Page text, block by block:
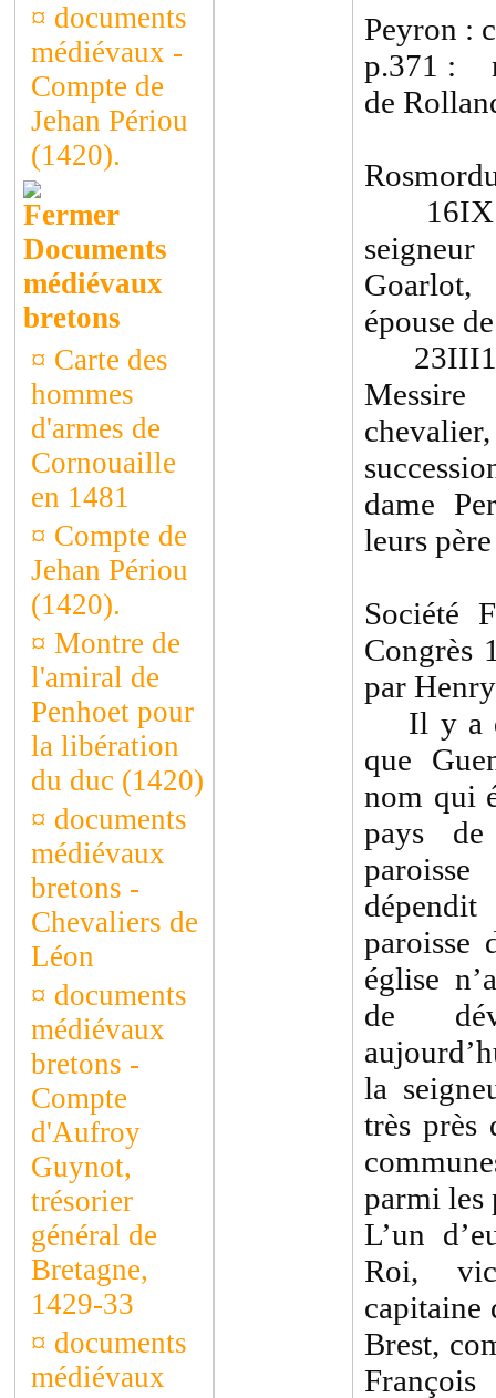
¤ documents
médiévaux -
Compte de
Jehan Périou
(1420).
Documents
médiévaux
bretons
¤ Carte des
hommes
d'armes de
Cornouaille
en 1481
¤ Compte de
Jehan Périou
(1420).
¤ Montre de
l'amiral de
Penhoet pour
la libération
du duc (1420)
¤ documents
médiévaux
bretons -
Chevaliers de
Léon
¤ documents
médiévaux
bretons -
Compte
d'Aufroy
Guynot,
trésorier
général de
Bretagne,
1429-33
¤ documents
médiévaux
Peyron :
p.371 :
de
Goarlot,
épouse
Messire
dame
leurs
Société
par
Il y a
que
nom qui
pays
paroisse
église
de
la
très près
parmi les
L’un
Roi,
capitaine
Brest,